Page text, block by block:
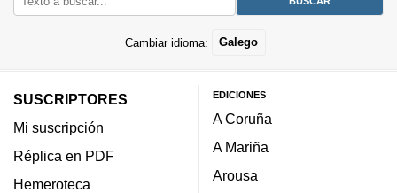
Cambiar idioma: Galego
SUSCRIPTORES
Mi suscripción
Réplica en PDF
Hemeroteca
EDICIONES
A Coruña
A Mariña
Arousa